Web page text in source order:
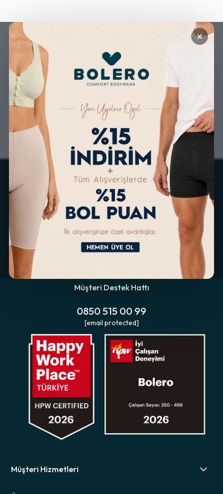
ÜCRETSİZ KARGO GÜVENLİ ALIŞVERİŞ
KOLAY İADE & DEĞİŞİM
ALTERNATİF ÖDEME
İMKANLARI
Müşteri Destek Hattı
0850 515 00 99
[email protected]
Müşteri Hizmetleri
×